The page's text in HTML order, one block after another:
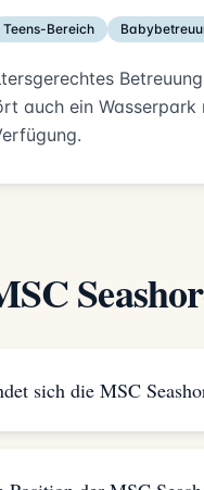
Teens-Bereich
auch ein Wasserpark
sich die MSC